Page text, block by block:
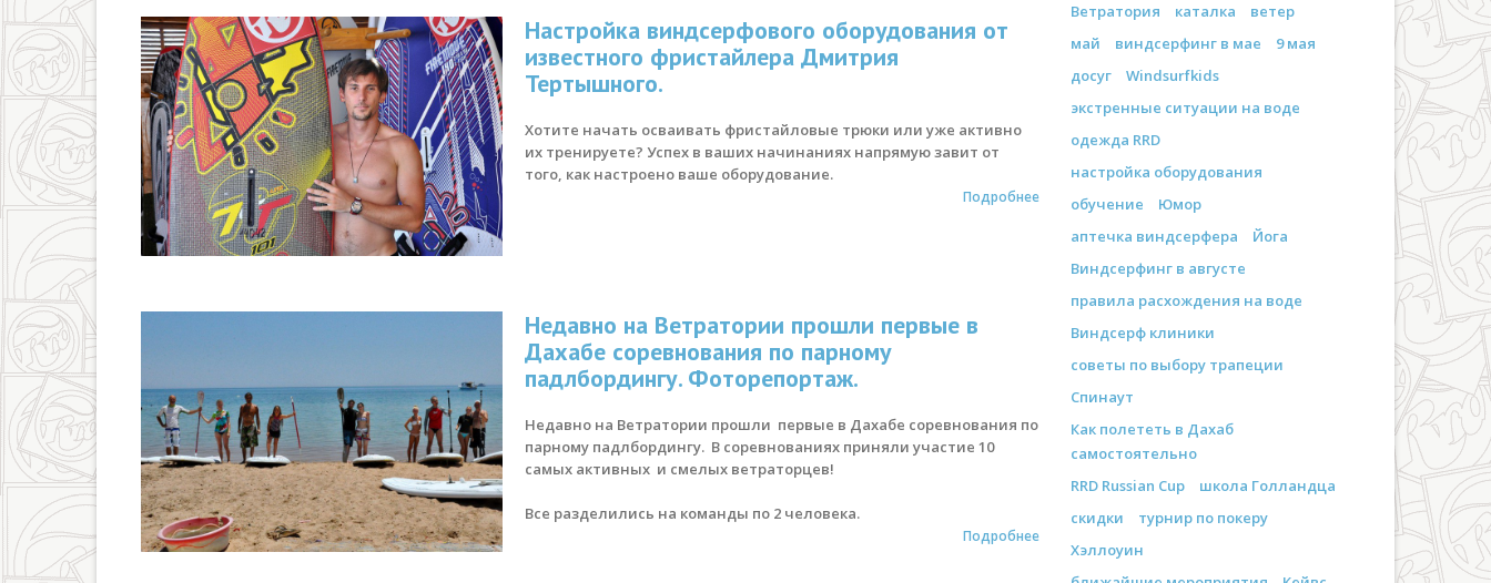
Настройка виндсерфового оборудования от
известного фристайлера Дмитрия
Тертышного.
Хотите начать осваивать фристайловые трюки или уже активно
их тренируете? Успех в ваших начинаниях напрямую завит от
того, как настроено ваше оборудование.
Подробнее
Недавно на Ветратории прошли первые в
Дахабе соревнования по парному
падлбордингу. Фоторепортаж.
Недавно на Ветратории прошли первые в Дахабе соревнования по
парному падлбордингу. В соревнованиях приняли участие 10
самых активных и смелых ветраторцев!
Все разделились на команды по 2 человека.
Подробнее
Ветратория
каталка
ветер
май
виндсерфинг в мае
9 мая
досуг
Windsurfkids
экстренные ситуации на воде
одежда RRD
настройка оборудования
обучение
Юмор
аптечка виндсерфера
Йога
Виндсерфинг в августе
правила расхождения на воде
Виндсерф клиники
советы по выбору трапеции
Спинаут
Как полететь в Дахаб
самостоятельно
RRD Russian Cup
школа Голландца
скидки
турнир по покеру
Хэллоуин